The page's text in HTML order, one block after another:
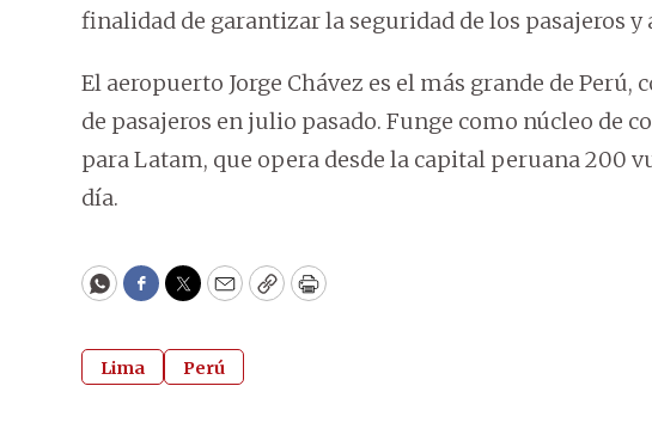
finalidad de garantizar la seguridad de los pasajeros y
El aeropuerto Jorge Chávez es el más grande de
de pasajeros en julio pasado. Funge como núcleo de
para Latam, que opera desde la capital peruana 200
día.
WhatsApp
Facebook
Twitter
EmailCopyPrint
Lima Perú